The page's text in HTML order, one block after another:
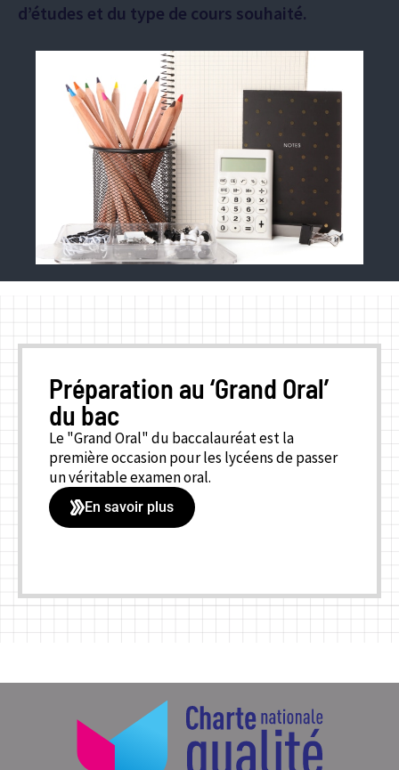
d’études et du type de cours souhaité.
Préparation au ‘Grand Oral’
du bac
Le "Grand Oral" du baccalauréat est la
première occasion pour les lycéens de passer
un véritable examen oral.
En savoir plus